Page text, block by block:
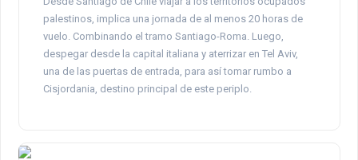
palestinos, implica una jornada de al menos 20 horas de
vuelo. Combinando el tramo Santiago-Roma. Luego,
despegar desde la capital italiana y aterrizar en Tel Aviv,
una de las puertas de entrada, para así tomar rumbo a
Cisjordania, destino principal de este periplo.